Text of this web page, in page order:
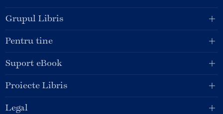
Grupul Libris
Pentru tine
Suport eBook
Proiecte Libris
Legal